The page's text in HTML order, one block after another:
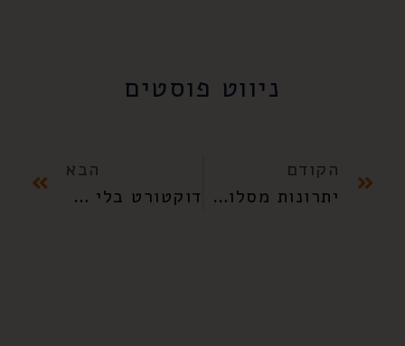
ניווט פוסטים
הקודם
יתרונות מסלול דוקטורט בלי תזה: חוויות מהשטח
הבא
דוקטורט בלי תזה: מבט מעמיק